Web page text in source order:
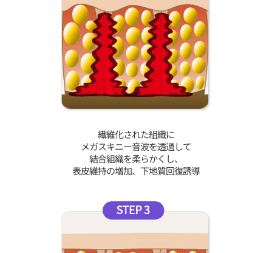
繊維化された組織に
メガスキニー音波を透過して
結合組織を柔らかくし、
表皮維持の増加、下地質回復誘導